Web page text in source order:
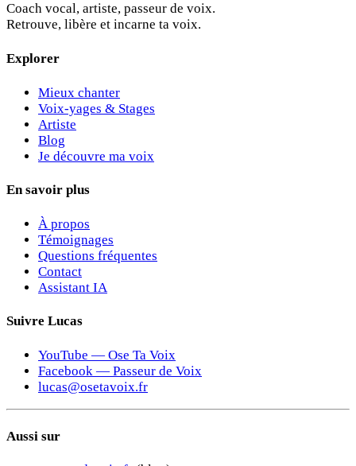
Coach vocal, artiste, passeur de voix.
Retrouve, libère et incarne ta voix.
Explorer
Mieux chanter
Voix-yages & Stages
Artiste
Blog
Je découvre ma voix
En savoir plus
À propos
Témoignages
Questions fréquentes
Contact
Assistant IA
Suivre Lucas
YouTube — Ose Ta Voix
Facebook — Passeur de Voix
lucas@osetavoix.fr
Aussi sur